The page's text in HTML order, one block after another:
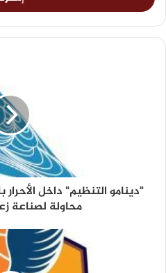
"دينامو التنظيم" داخل
محاولة لصناعة